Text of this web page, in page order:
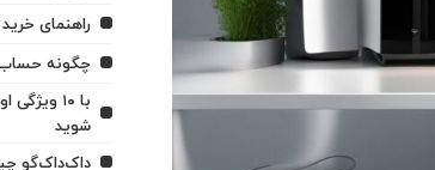
راهنمای
چگونه حساب
شوید
داک‌داک‌گو